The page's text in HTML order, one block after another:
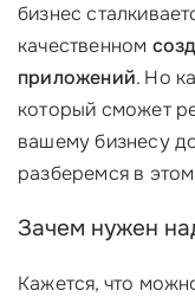
бизнес
качественном
приложений. Но
который сможет
вашему бизнесу
разберемся в
Зачем нужен
Кажется, что